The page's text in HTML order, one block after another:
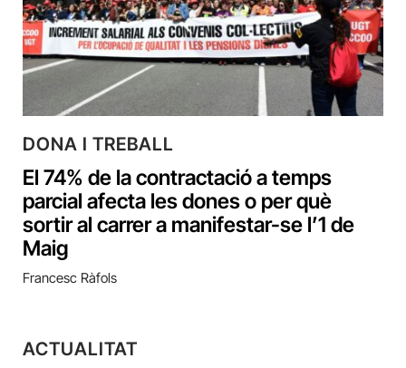
DONA I TREBALL
El 74% de la contractació a temps
parcial afecta les dones o per què
sortir al carrer a manifestar-se l’1 de
Maig
Francesc Ràfols
ACTUALITAT